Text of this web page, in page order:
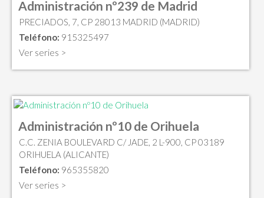
Administración nº239 de Madrid
PRECIADOS, 7, CP 28013 MADRID (MADRID)
Teléfono: 915325497
Ver series >
Administración nº10 de Orihuela
C.C. ZENIA BOULEVARD C/ JADE, 2 L-900, CP 03189
ORIHUELA (ALICANTE)
Teléfono: 965355820
Ver series >